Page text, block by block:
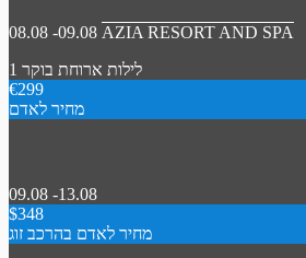
08.08 -09.08 AZIA RESORT AND SPA
1 לילות ארוחת בוקר
€299
מחיר לאדם
09.08 -13.08
$348
מחיר לאדם בהרכב זוג